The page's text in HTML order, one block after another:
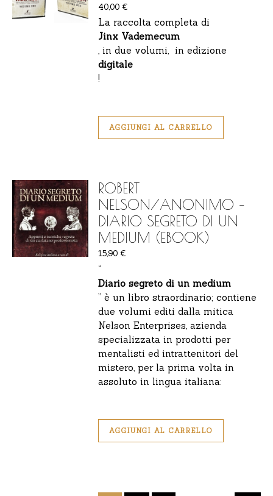
40,00€
La raccolta completa di
Jinx Vademecum
, in due volumi, in edizione
digitale
!
AGGIUNGI AL CARRELLO
ROBERT
NELSON/ANONIMO –
DIARIO SEGRETO DI UN
MEDIUM (EBOOK)
15,90€
“
Diario segreto di un medium
” è un libro straordinario; contiene
due volumi editi dalla mitica
Nelson Enterprises, azienda
specializzata in prodotti per
mentalisti ed intrattenitori del
mistero, per la prima volta in
assoluto in lingua italiana:
AGGIUNGI AL CARRELLO